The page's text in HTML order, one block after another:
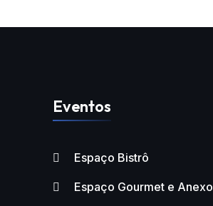
Eventos
Espaço Bistrô
Espaço Gourmet e Anexo